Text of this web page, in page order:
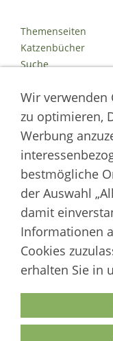
Themenseiten
Katzenbücher
Suche
Impressum
Datenschutz
Cookies
Autor der Welt der
Fortpflanzung
Artikel werden
Autor & Redaktion:
Wir verwenden
zu optimieren,
Werbung
bestmögliche
der Auswahl
damit
Informationen
Cookies
erhalten Sie in